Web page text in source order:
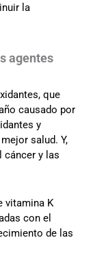
la
agentes
que
causado por
y
salud. Y,
cáncer y las
vitamina K
con el
de las